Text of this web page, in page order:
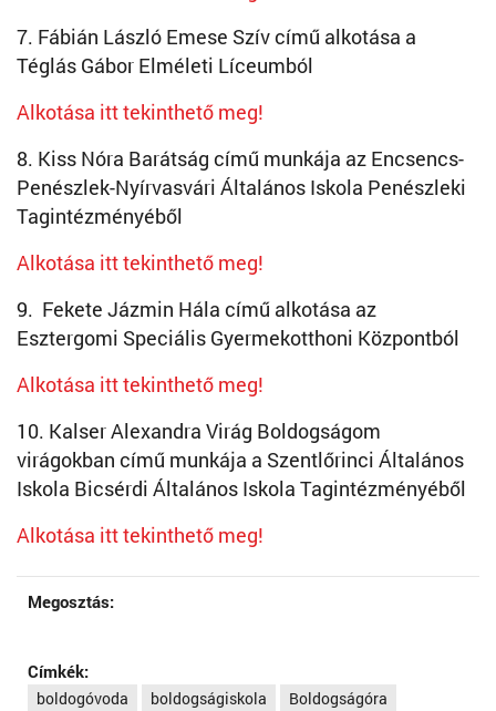
7. Fábián László Emese Szív című alkotása a
Téglás Gábor Elméleti Líceumból
Alkotása itt tekinthető meg!
8. Kiss Nóra Barátság című munkája az Encsencs-
Penészlek-Nyírvasvári Általános Iskola Penészleki
Tagintézményéből
Alkotása itt tekinthető meg!
9. Fekete Jázmin Hála című alkotása az
Esztergomi Speciális Gyermekotthoni Központból
Alkotása itt tekinthető meg!
10. Kalser Alexandra Virág Boldogságom
virágokban című munkája a Szentlőrinci Általános
Iskola Bicsérdi Általános Iskola Tagintézményéből
Alkotása itt tekinthető meg!
Megosztás:
Címkék:
boldogóvoda boldogságiskola
Boldogságóra